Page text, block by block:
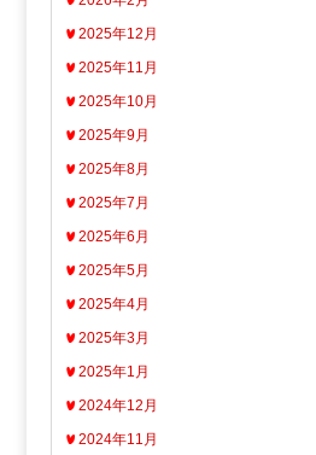
2025年12月
2025年11月
2025年10月
2025年9月
2025年8月
2025年7月
2025年6月
2025年5月
2025年4月
2025年3月
2025年1月
2024年12月
2024年11月